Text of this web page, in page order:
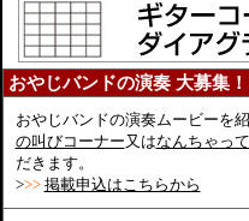
おやじバンドの演奏 大募集！
おやじバンドの演奏ムービーを
の叫びコーナー又はなんちゃっ
だきます。
>>> 掲載申込はこちらから